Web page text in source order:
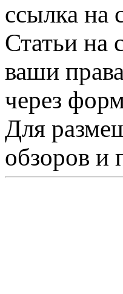
ссылка на
Статьи на
ваши
через
Для
обзоров и